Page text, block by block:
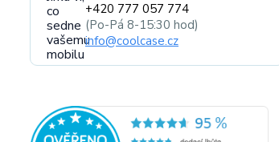
+420 777 057 774
(Po-Pá 8-15:30 hod)
info@coolcase.cz